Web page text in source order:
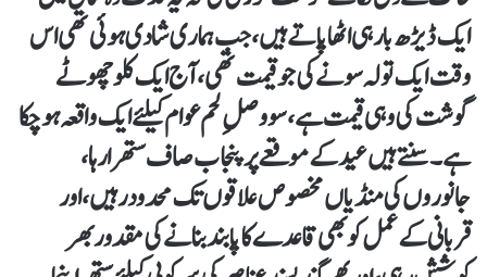
ایک ڈیڑھ بار ہی اٹھا پاتے ہیں، جب ہماری شادی ہوئی تھی اس
وقت ایک تولہ سونے کی جو قیمت تھی، آج ایک کلو چھوٹے
گوشت کی وہی قیمت ہے، سو وصلِ لحم عوام کیلئے ایک واقعہ ہو چکا
ہے۔سنتے ہیں عید کے موقعے پر پنجاب صاف ستھرا رہا،
جانوروں کی منڈیاں مخصوص علاقوں تک محدود رہیں، اور
قربانی کے عمل کو بھی قاعدے کا پابند بنانے کی مقدور بھر